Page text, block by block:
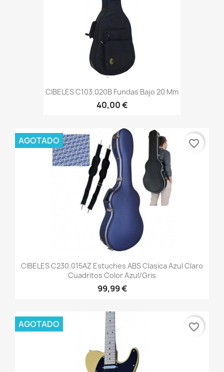
CIBELES C103.020B Fundas Bajo 20 Mm
40,00 €
CIBELES C230.015AZ Estuches ABS Clasica Azul Claro
Cuadritos Color Azul/Gris
99,99 €
AGOTADO favorite_border
AGOTADO favorite_border